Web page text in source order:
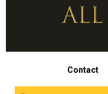
Contact